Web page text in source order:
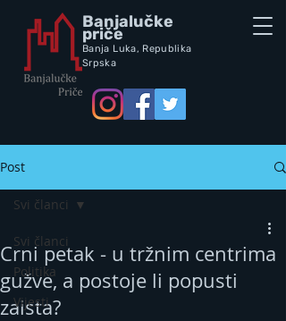
Banjalučke
priče
Banja Luka, Republika
Srpska
Post
Svi članci
Politika
Vijesti
Svi članci
Crni petak - u tržnim centrima
gužve, a postoje li popusti
zaista?